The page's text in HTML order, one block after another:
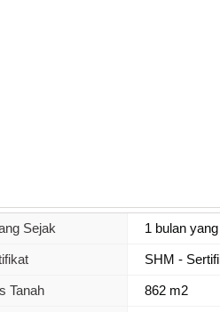
Sejak 1 bulan
SHM -
Tanah 862 m2